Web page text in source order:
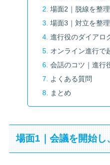
場面2｜脱線を整
場面3｜対立を整
進行役のダイアロ
オンライン進行で
会話のコツ｜進行
よくある質問
まとめ
場面1｜会議を開始し